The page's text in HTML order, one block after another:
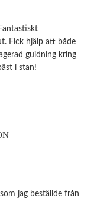
Fick hjälp att både
guidning kring
i stan!
jag beställde från